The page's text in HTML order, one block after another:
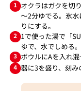
1 オクラはガクを切
～2分ゆでる。氷
りにする。
2 1で使った湯で「
ゆで、水でしめる。
3 ボウルにAを入れ
4 器に3を盛り、刻み